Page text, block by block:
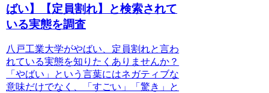
ばい】【定員割れ】と検索されて
いる実態を調査
八戸工業大学がやばい、定員割れと言わ
れている実態を知りたくありませんか？
「やばい」という言葉にはネガティブな
意味だけでなく、「すごい」「驚き」と